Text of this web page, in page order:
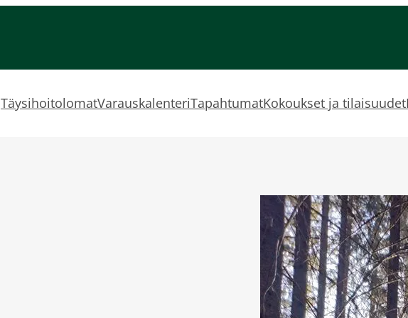
TäysihoitolomatVarauskalenteriTapahtumatKokoukset ja tilaisuudet